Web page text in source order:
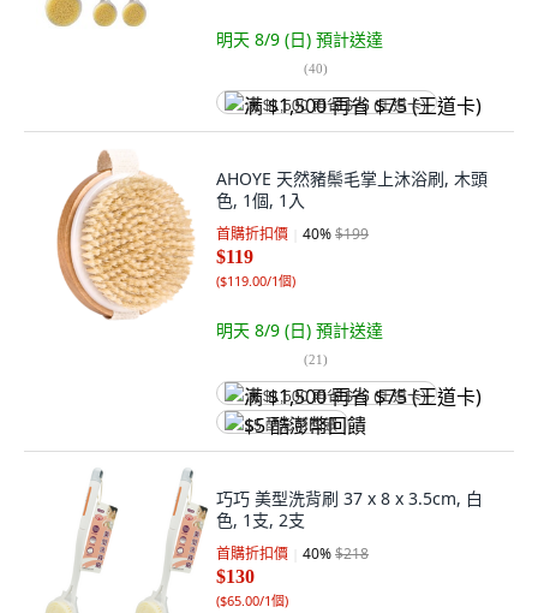
明天 8/9 (日) 預計送達
(40)
满 $1,500 再省 $75 (王道卡)
AHOYE 天然豬鬃毛掌上沐浴刷, 木頭
色, 1個, 1入
首購折扣價 40%$199
$119
($119.00/1個)
明天 8/9 (日) 預計送達
(21)
满 $1,500 再省 $75 (王道卡)
$5 酷澎幣回饋
巧巧 美型洗背刷 37 x 8 x 3.5cm, 白
色, 1支, 2支
首購折扣價 40%$218
$130
($65.00/1個)